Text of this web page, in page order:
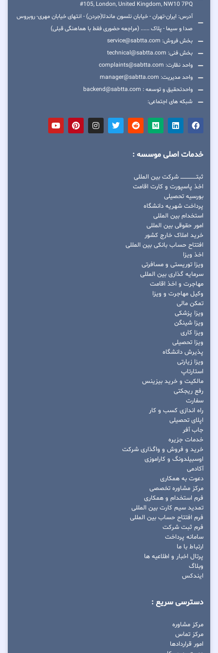
#105, London, United Kingdom, NW10 7PQ
آدرس: ایران-تهران - خیابان نلسون ماندلا(جردن) - انتهای خیابان مهری- روبروس
صدا و سیما - پلاک ...... (مراجعه حضوری فقط با هماهنگی قبلی)
بخش فروش: service@sabtta.com
بخش فنی: technical@sabtta.com
واحد نظارت: complaints@sabtta.com
واحد مدیریت: manager@sabtta.com
واحدتحقیق و توسعه : backend@sabtta.com
شبکه های اجتماعی:
خدمات اصلی موسسه :
ثبتــــــــــــــــ شرکت بین المللی
اخذ پاسپورت و کارت اقامت
بورسیه تحصیلی
پرداخت شهریه دانشگاه
استخدام بین المللی
امور حقوقی بین المللی
خرید املاک خارج کشور
افتتاح حساب بانکی بین المللی
اخذ ویزا
ویزا توریستی و مسافرتی
سرمایه گذاری بین المللی
مهاجرت و اخذ اقامت
وکیل مهاجرت و ویزا
تمکن مالی
ویزا پزشکی
ویزا شینگن
ویزا کاری
ویزا تحصیلی
پذیرش دانشگاه
ویزا زیارتی
استارتاپ
مالکیت و خرید بیزینس
رفع ریجکتی
سفارت
راه اندازی کسب و کار
اپلای تحصیلی
جاب آفر
خدمات جزیره
خرید و فروش و واگذاری شرکت
اوسبیلدونگ و کاراموزی
آکادمی
دعوت به همکاری
مرکز مشاوره تخصصی
فرم استخدام و همکاری
تمدید سیم کارت بین المللی
فرم افتتاح حساب بین المللی
فرم ثبت شرکت
سامانه پرداخت
ارتباط با ما
پرتال اخبار و اطلاعیه ها
وبلاگ
ایندکس
دسترسی سریع :
مرکز مشاوره
مرکز تماس
امور قراردادها